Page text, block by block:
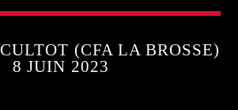
(CFA LA BROSSE)
8 JUIN 2023